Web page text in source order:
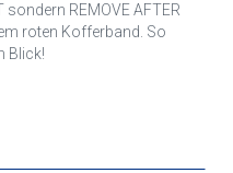
sondern REMOVE AFTER
roten Kofferband. So
Blick!